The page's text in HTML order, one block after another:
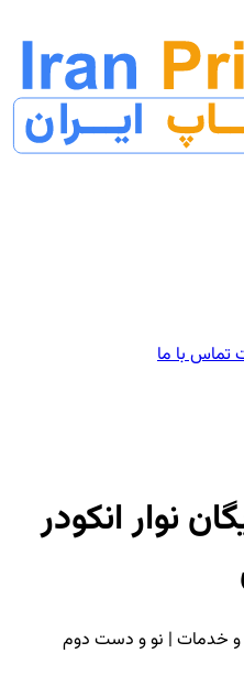
تماس با ما
نوار انکودر
و خدمات | نو و دست دوم